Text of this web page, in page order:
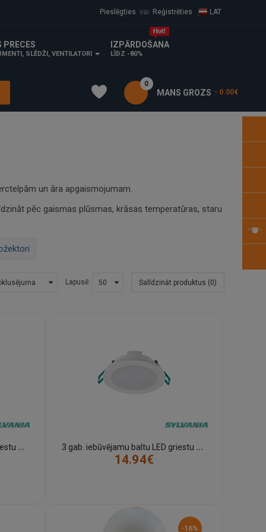
Pieslēgties vai Reģistrēties LAT
PRECES
SLĒDŽI, VENTILATORI
IZPĀRDOŠANA
LĪDZ -80%
MANS GROZS
0
- 0.00€
un āra apgaismojumam.
pēc gaismas plūsmas, krāsas temperatūras, staru
Lapusē: Salīdzināt produktus (0)
3
gab. iebūvējamu baltu LED griestu gaismekļu komplekts SylSpot Neos IP44, 400 lm, 3000 K (Sylvania)
3
gab. iebūvējamu baltu LED griestu gaismekļu komplekts SylSpot Neos IP65 priekšpusē, 400 lm, 3000 K (Sylvania)
14.94€
-16%